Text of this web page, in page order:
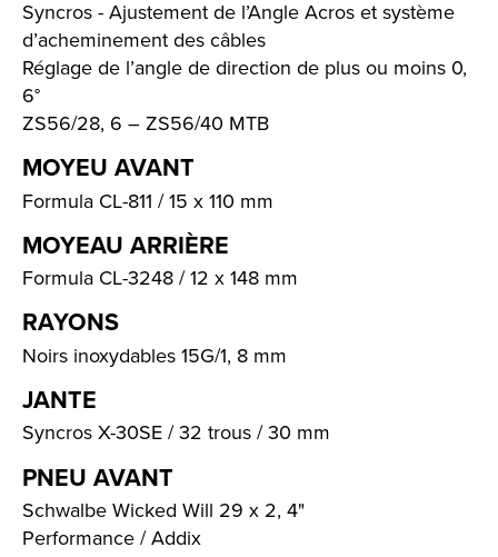
Syncros - Ajustement de l’Angle Acros et système
d’acheminement des câbles
Réglage de l’angle de direction de plus ou moins 0,
6°
ZS56/28, 6 – ZS56/40 MTB
MOYEU AVANT
Formula CL-811 / 15 x 110 mm
MOYEAU ARRIÈRE
Formula CL-3248 / 12 x 148 mm
RAYONS
Noirs inoxydables 15G/1, 8 mm
JANTE
Syncros X-30SE / 32 trous / 30 mm
PNEU AVANT
Schwalbe Wicked Will 29 x 2, 4"
Performance / Addix